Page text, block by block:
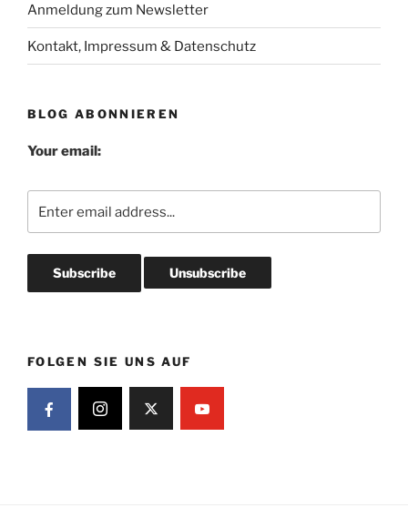
Anmeldung zum Newsletter
Kontakt, Impressum & Datenschutz
BLOG ABONNIEREN
Your email:
FOLGEN SIE UNS AUF